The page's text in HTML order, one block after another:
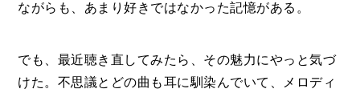
ながらも、あまり好きではなかった記憶がある。
でも、最近聴き直してみたら、その魅力にやっと気づ
けた。不思議とどの曲も耳に馴染んでいて、メロディ